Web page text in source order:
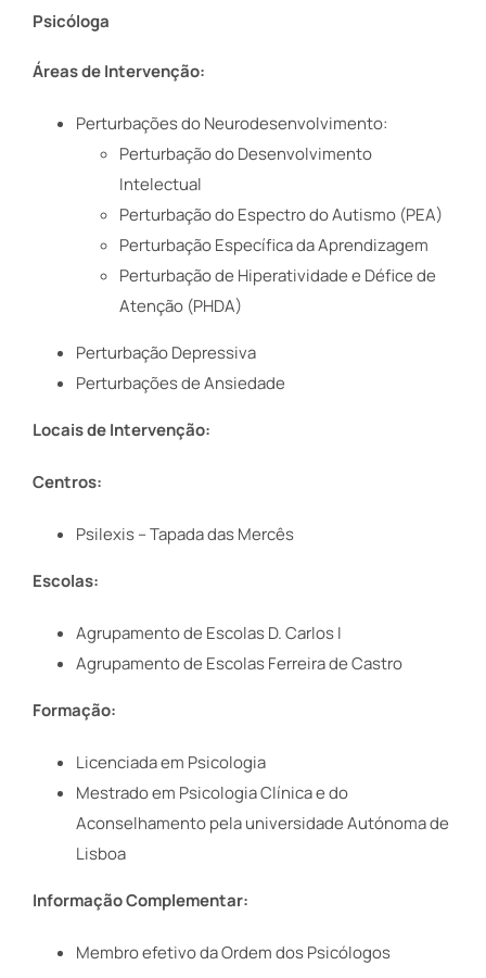
Psicóloga
Áreas de Intervenção:
Perturbações do Neurodesenvolvimento:
Perturbação do Desenvolvimento
Intelectual
Perturbação do Espectro do Autismo (PEA)
Perturbação Específica da Aprendizagem
Perturbação de Hiperatividade e Défice de
Atenção (PHDA)
Perturbação Depressiva
Perturbações de Ansiedade
Locais de Intervenção:
Centros:
Psilexis –Tapada das Mercês
Escolas:
Agrupamento de Escolas D. Carlos I
Agrupamento de Escolas Ferreira de Castro
Formação:
Licenciada em Psicologia
Mestrado em Psicologia Clínica e do
Aconselhamento pela universidade Autónoma de
Lisboa
Informação Complementar:
Membro efetivo da Ordem dos Psicólogos